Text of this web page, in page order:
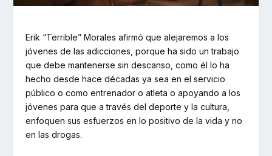
Erik “Terrible” Morales afirmó que alejaremos a los
jóvenes de las adicciones, porque ha sido un trabajo
que debe mantenerse sin descanso, como él lo ha
hecho desde hace décadas ya sea en el servicio
público o como entrenador o atleta o apoyando a los
jóvenes para que a través del deporte y la cultura,
enfoquen sus esfuerzos en lo positivo de la vida y no
en las drogas.